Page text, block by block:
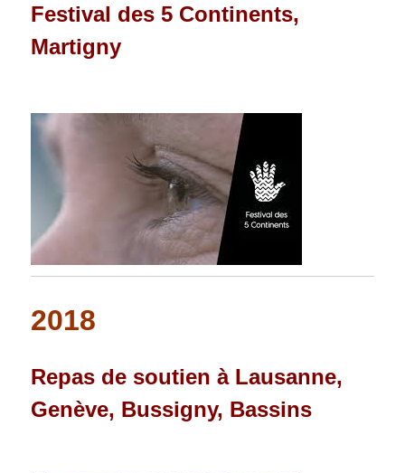
Festival des 5 Continents,
Martigny
2018
Repas de soutien à Lausanne,
Genève, Bussigny, Bassins